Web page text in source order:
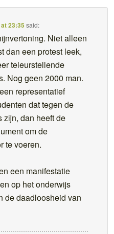
23:35 said:
Niet alleen
dan een protest leek,
teleurstellende
Nog geen 2000 man.
representatief
dat tegen de
dan heeft de
om de
te voeren.
een manifestatie
op het onderwijs
de daadloosheid van